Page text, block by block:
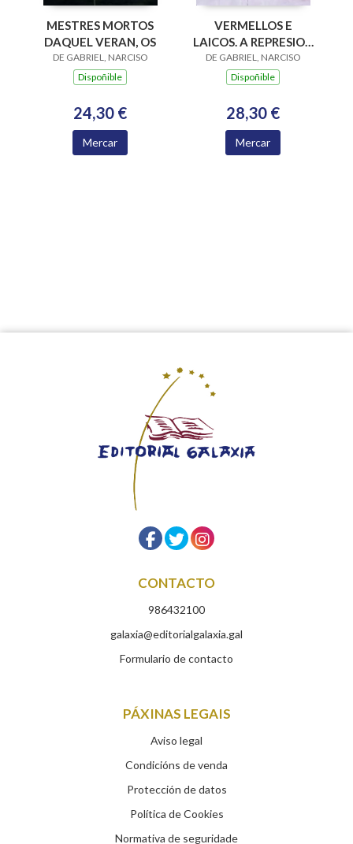
MESTRES MORTOS
DAQUEL VERAN, OS
DE GABRIEL, NARCISO
Dispoñible
24,30 €
Mercar
VERMELLOS E
LAICOS. A REPRESION
FASCISTA DO
MAXISTERIO COR
DE GABRIEL, NARCISO
Dispoñible
28,30 €
Mercar
CONTACTO
986432100
galaxia@editorialgalaxia.gal
Formulario de contacto
PÁXINAS LEGAIS
Aviso legal
Condicións de venda
Protección de datos
Política de Cookies
Normativa de seguridade